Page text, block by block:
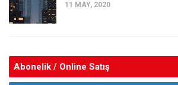
11 MAY, 2020
Abonelik / Online Satış